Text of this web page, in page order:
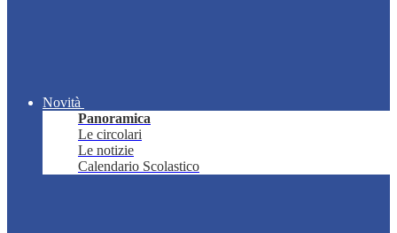
Novità
Panoramica
Le circolari
Le notizie
Calendario Scolastico